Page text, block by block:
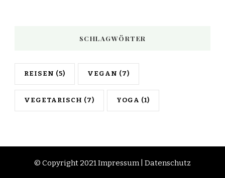
SCHLAGWÖRTER
REISEN (5) VEGAN (7)
VEGETARISCH (7) YOGA (1)
© Copyright 2021Impressum| Datenschutz